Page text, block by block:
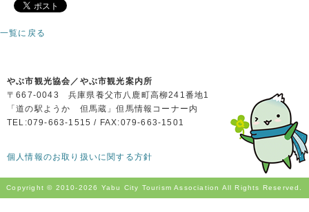
一覧に戻る
やぶ市観光協会／やぶ市観光案内所
〒667-0043 兵庫県養父市八鹿町高柳241番地1
「道の駅ようか 但馬蔵」但馬情報コーナー内
TEL:079-663-1515 / FAX:079-663-1501
個人情報のお取り扱いに関する方針
Copyright © 2010-2026 Yabu City Tourism Association All Rights Reserved.